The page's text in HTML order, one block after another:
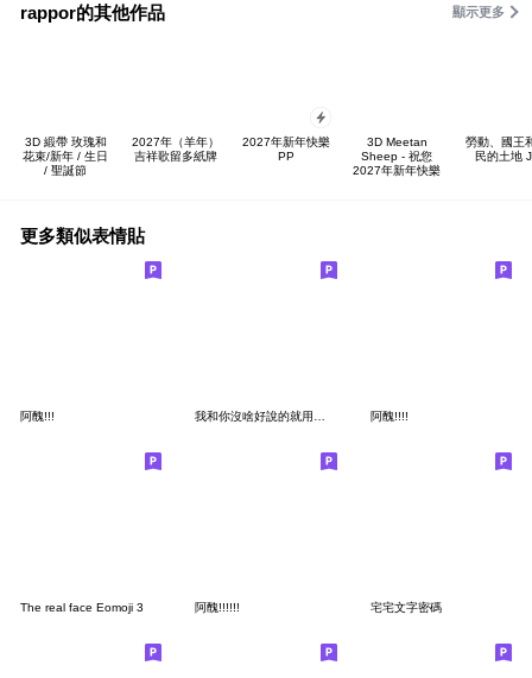
rappor的其他作品 顯示更多
3D 緞帶 玫瑰和
花束/新年 / 生日
/ 聖誕節
2027年（羊年）
吉祥歌留多紙牌
2027年新年快樂
PP
3D Meetan
Sheep - 祝您
2027年新年快樂
勞動、國王
民的土地
更多類似表情貼
阿醜!!! 阿醜!!!!
The real face Eomoji 3 阿醜!!!!!! 宅宅文字密碼